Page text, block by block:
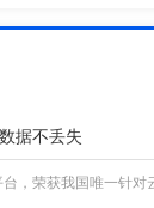
据不丢失
，荣获我国唯一针对